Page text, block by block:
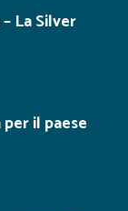
La Silver
il paese